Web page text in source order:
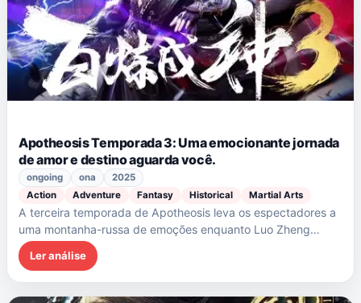
Apotheosis Temporada 3: Uma emocionante jornada
de amor e destino aguarda você.
ongoing ona
2025
Action
Adventure Fantasy Historical Martial Arts
A terceira temporada de Apotheosis leva os espectadores a
uma montanha-russa de emoções enquanto Luo Zheng…
Ler análise